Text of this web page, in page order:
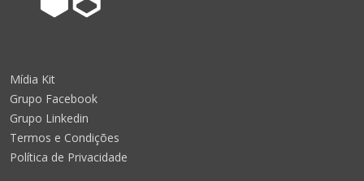
Mídia Kit
Grupo Facebook
Grupo Linkedin
Termos e Condições
Política de Privacidade